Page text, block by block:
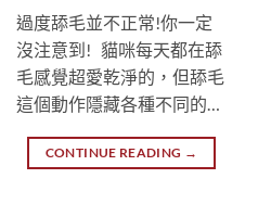
過度舔毛並不正常!你一定
沒注意到! 貓咪每天都在舔
毛感覺超愛乾淨的，但舔毛
這個動作隱藏各種不同的…
CONTINUE READING →